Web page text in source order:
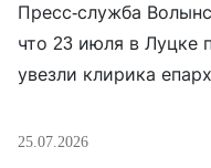
Пресс-служба
что 23 июля в Луцке
увезли клирика
святителя Иоанна
25.07.2026